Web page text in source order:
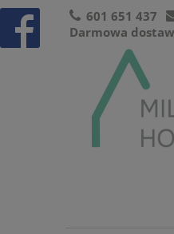
601 651 437
Darmowa